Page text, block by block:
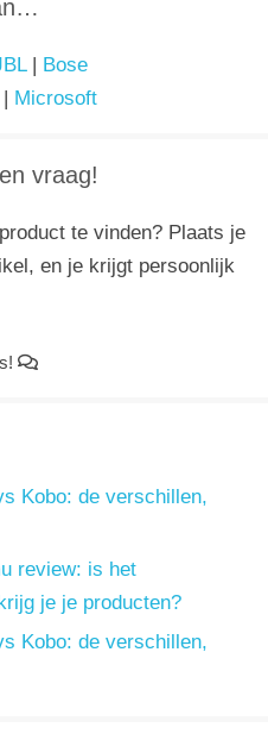
| Bose
| Microsoft
vraag!
te vinden? Plaats je
en je krijgt persoonlijk
Kobo: de verschillen,
review: is het
je je producten?
Kobo: de verschillen,